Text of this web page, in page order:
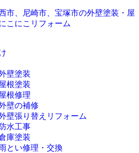
壁塗装
屋根塗装
屋根修理
壁の補修
壁張り替えリフォーム
防水工事
庫塗装
とい修理・交換